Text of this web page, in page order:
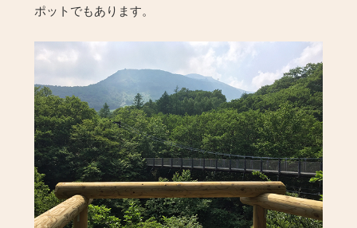
ポットでもあります。